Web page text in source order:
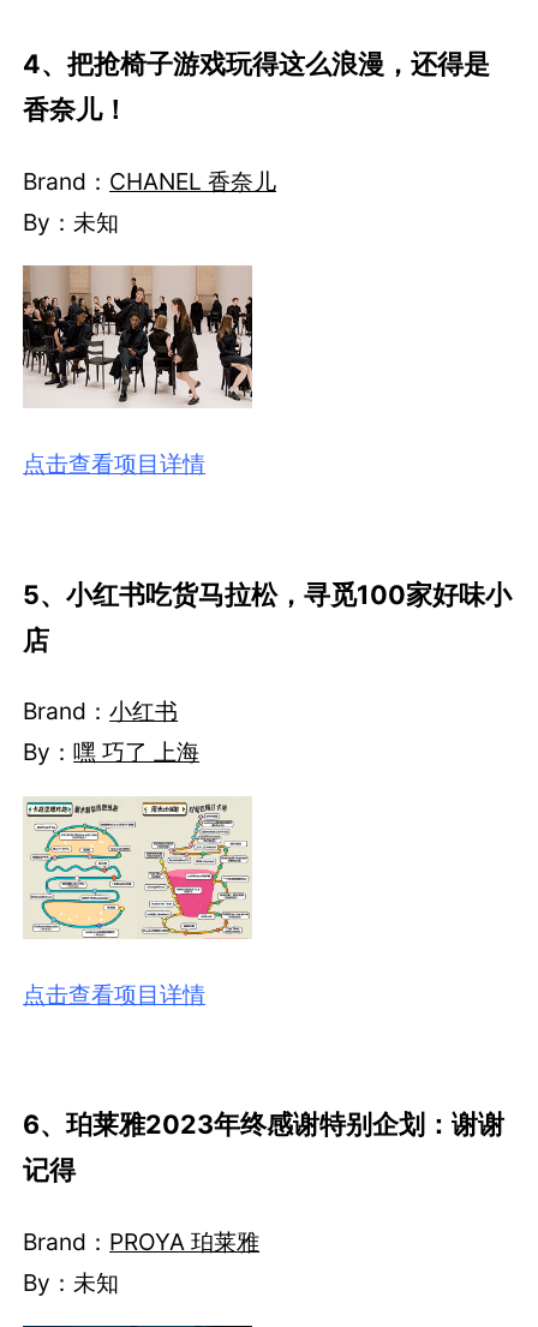
4、把抢椅子游戏玩得这么浪漫，还得是
香奈儿！
Brand： CHANEL 香奈儿
By：未知
点击查看项目详情
5、小红书吃货马拉松，寻觅100家好味小
店
Brand：小红书
By：嘿 巧了 上海
点击查看项目详情
6、珀莱雅2023年终感谢特别企划：谢谢
记得
Brand： PROYA 珀莱雅
By：未知